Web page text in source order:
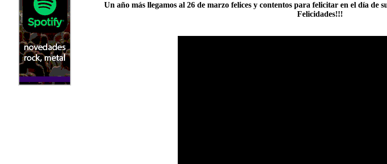
Un año más llegamos al 26 de marzo felices y contentos para felicitar en el día de
Felicidades!!!